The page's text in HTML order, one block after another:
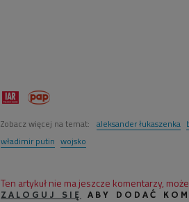
Zobacz więcej na temat: aleksander łukaszenka
władimir putin wojsko
Ten artykuł nie ma jeszcze komentarzy,
ZALOGUJ SIĘ ABY DODAĆ